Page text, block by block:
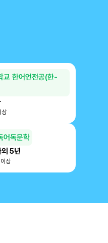
교 한어언전공(한-
상
어독문학
5년
상